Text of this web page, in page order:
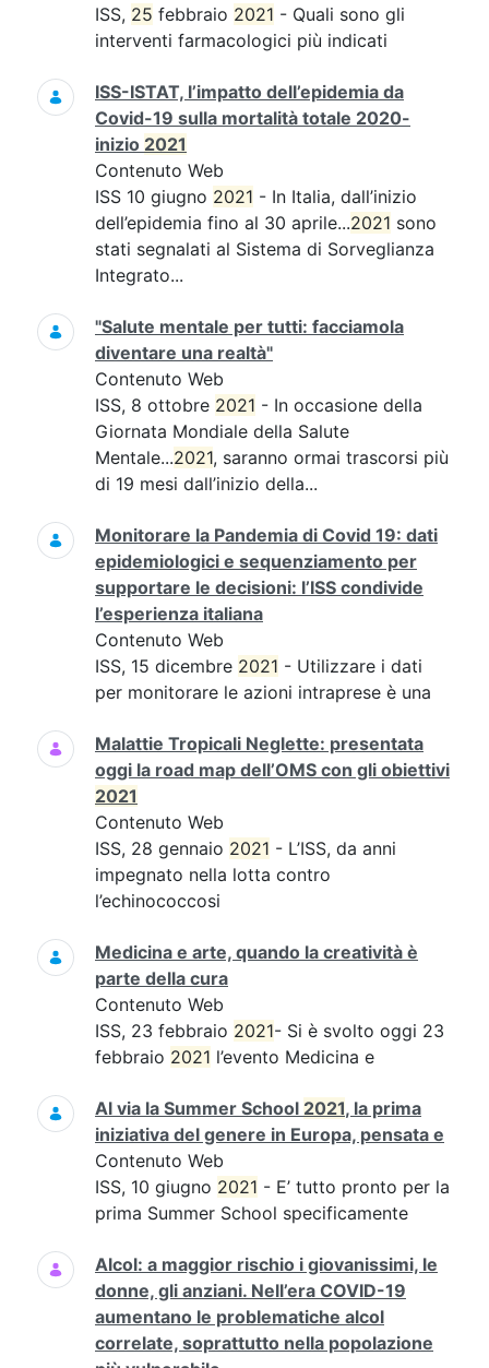
ISS, 25 febbraio 2021 - Quali sono gli
interventi farmacologici più indicati
ISS-ISTAT, l’impatto dell’epidemia da
Covid-19 sulla mortalità totale 2020-
inizio 2021
Contenuto Web
ISS 10 giugno 2021 - In Italia, dall’inizio
dell’epidemia fino al 30 aprile...2021 sono
stati segnalati al Sistema di Sorveglianza
Integrato...
"Salute mentale per tutti: facciamola
diventare una realtà"
Contenuto Web
ISS, 8 ottobre 2021 - In occasione della
Giornata Mondiale della Salute
Mentale...2021, saranno ormai trascorsi più
di 19 mesi dall’inizio della...
Monitorare la Pandemia di Covid 19: dati
epidemiologici e sequenziamento per
supportare le decisioni: l’ISS condivide
l’esperienza italiana
Contenuto Web
ISS, 15 dicembre 2021 - Utilizzare i dati
per monitorare le azioni intraprese è una
Malattie Tropicali Neglette: presentata
oggi la road map dell’OMS con gli obiettivi
2021
Contenuto Web
ISS, 28 gennaio 2021 - L’ISS, da anni
impegnato nella lotta contro
l’echinococcosi
Medicina e arte, quando la creatività è
parte della cura
Contenuto Web
ISS, 23 febbraio 2021- Si è svolto oggi 23
febbraio 2021 l’evento Medicina e
Al via la Summer School 2021, la prima
iniziativa del genere in Europa, pensata e
Contenuto Web
ISS, 10 giugno 2021 - E’ tutto pronto per la
prima Summer School specificamente
Alcol: a maggior rischio i giovanissimi, le
donne, gli anziani. Nell’era COVID-19
aumentano le problematiche alcol
correlate, soprattutto nella popolazione